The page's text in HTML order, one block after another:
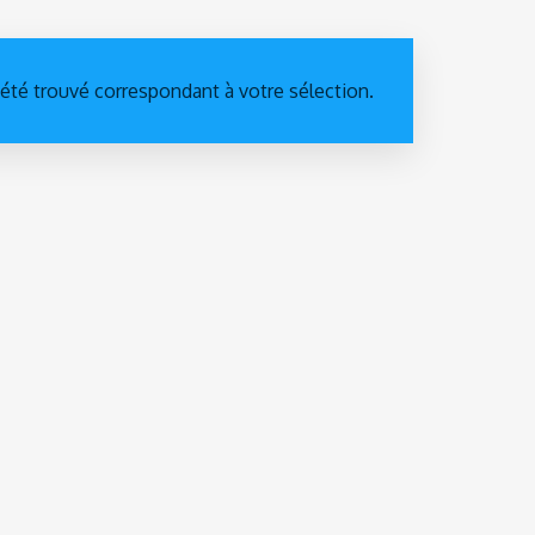
trouvé correspondant à votre sélection.